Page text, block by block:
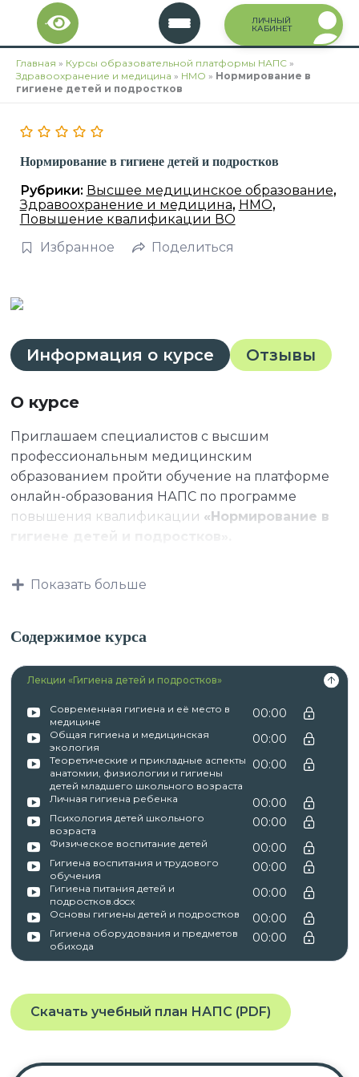
Перейти
содержимому
ЛИЧНЫЙ
КАБИНЕТ
Главная » Курсы образовательной платформы НАПС »
Здравоохранение и медицина » НМО » Нормирование в
гигиене детей и подростков
Нормирование в гигиене детей и подростков
Рубрики: Высшее медицинское образование,
Здравоохранение и медицина, НМО,
Повышение квалификации ВО
Избранное
Поделиться
Информация о курсе Отзывы
О курсе
Приглашаем специалистов с высшим
профессиональным медицинским
образованием пройти обучение на платформе
онлайн-образования НАПС по программе
повышения квалификации «Нормирование в
гигиене детей и подростков».
квалификационные требования, указанные в
квалификационных справочниках по должности,
профессии и специальности, или
квалификационному требованию к
профессиональным знаниям и навыкам,
необходимым для исполнения должностных
обязанностей.
После успешного окончания обучения вы
получаете документы установленного образца в
соответствии с приобретённым курсом:
курс повышения квалификации с
зачислением баллов НМО
→удостоверение о повышении
квалификации с зачислением баллов
регистрируются в системе ФИС ФРДО.
Показать больше
Содержимое курса
Лекции «Гигиена детей и подростков»
Современная гигиена и её место в
медицине
00:00
Общая гигиена и медицинская
экология
00:00
Теоретические и прикладные аспекты
анатомии, физиологии и гигиены
детей младшего школьного возраста
00:00
Личная гигиена ребенка 00:00
Психология детей школьного
возраста
00:00
Физическое воспитание детей 00:00
Гигиена воспитания и трудового
обучения
00:00
Гигиена питания детей и
подростков.docx
00:00
Основы гигиены детей и подростков 00:00
Гигиена оборудования и предметов
обихода
00:00
Скачать учебный план НАПС (PDF)